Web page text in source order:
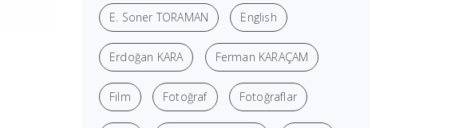
E. Soner TORAMAN English
Erdoğan KARA Ferman KARAÇAM
Film Fotoğraf Fotoğraflar